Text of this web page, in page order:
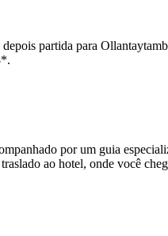
partida para
por um guia
ao hotel, onde você